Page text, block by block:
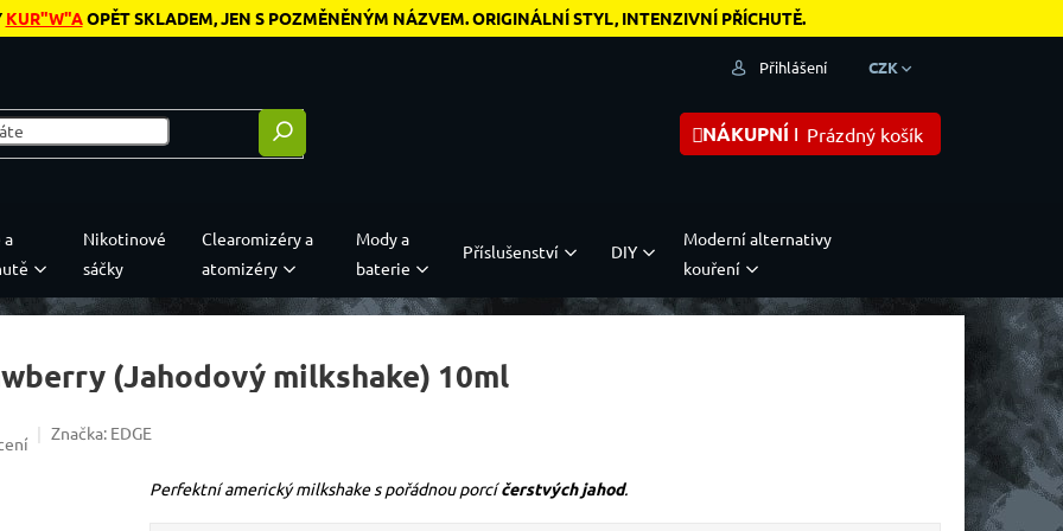
KUR"W"AOPĚT SKLADEM, JEN S POZMĚNĚNÝM NÁZVEM. ORIGINÁLNÍ STYL, INTENZIVNÍ PŘÍCHUTĚ.
CZK
Přihlášení
NÁKUPNÍ KOŠÍKPrázdný košík
a
Nikotinové
sáčky
Clearomizéry a
atomizéry
Mody a
baterie
Příslušenství DIY
Moderní alternativy
kouření
(Jahodový milkshake) 10ml
z 5 hvězdiček.
Značka: EDGE
Perfektní americký milkshake s pořádnou porcíčerstvých jahod.